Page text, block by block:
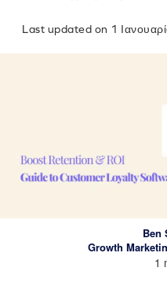
Last updated on 1
Ben
Growth
1